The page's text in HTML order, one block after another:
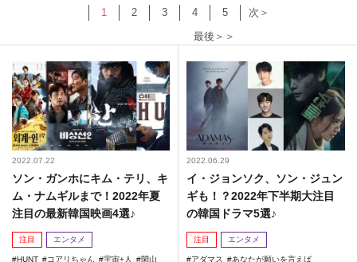
1 2 3 4 5
次＞
最後＞＞
2022.07.22
ソン・ガンホにキム・テリ、キ
ム・ナムギルまで！2022年夏
注目の最新韓国映画4選♪
注目 エンタメ
HUNT コアリちゃん 宇宙+人
閑山
2022.06.29
イ・ジョンソク、ソン・ジュン
ギも！？2022年下半期大注目
の韓国ドラマ5選♪
注目 エンタメ
アダマス
あなたが願いを言えば